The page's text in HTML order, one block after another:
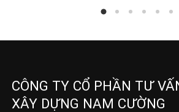
CÔNG TY CỔ PHẦN TƯ
XÂY DỰNG NAM CƯỜNG